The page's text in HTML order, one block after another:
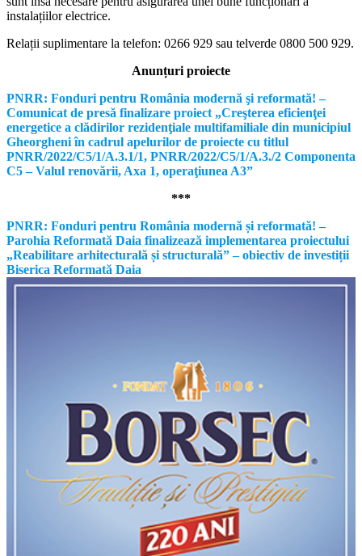
instalațiilor electrice.
Relații suplimentare la telefon: 0266 929 sau telverde 0800 500 929.
Anunțuri proiecte
PNRR: Fonduri pentru România modernă şi reformată! –
Comunicat de presă finalizare proiect „Creşterea eficienţei
energetice a clădirilor rezidenţiale multifamiliale din municipiul
Gheorgheni în cadrul apelurilor de proiecte cu titlul
PNRR/2022/C5/1/A.3.1/1, PNRR/2022/C5/1/A.3./2 Componenta
C5 – Valul renovării, Axa 1, operaţiunea A3”
***
PNRR: Fonduri pentru România modernă și reformată! –
Parohia Reformată Daia finalizează implementarea proiectului
„Reabilitare arhitecturală și structurală” – obiectiv de investiții
Biserica Reformată Daia